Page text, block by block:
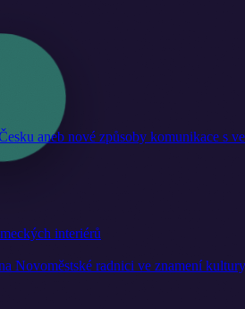
aneb nové způsoby komunikace s
interiérů
Novoměstské radnici ve znamení